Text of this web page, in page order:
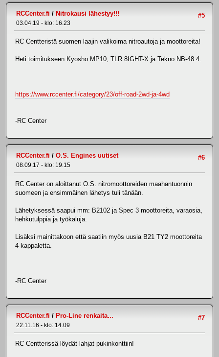
#5
RCCenter.fi / Nitrokausi lähestyy!!!
03.04.19 - klo: 16.23
RC Centteristä suomen laajin valikoima nitroautoja ja moottoreita!
Heti toimitukseen Kyosho MP10, TLR 8IGHT-X ja Tekno NB-48.4.
https://www.rccenter.fi/category/23/off-road-2wd-ja-4wd
-RC Center
#6
RCCenter.fi / O.S. Engines uutiset
08.09.17 - klo: 19.15
RC Center on aloittanut O.S. nitromoottoreiden maahantuonnin
suomeen ja ensimmäinen lähetys tuli tänään.
Lähetyksessä saapui mm: B2102 ja Spec 3 moottoreita, varaosia,
hehkutulppia ja työkaluja.
Lisäksi mainittakoon että saatiin myös uusia B21 TY2 moottoreita
4 kappaletta.
-RC Center
#7
RCCenter.fi / Pro-Line renkaita...
22.11.16 - klo: 14.09
RC Centterissä löydät lahjat pukinkonttiin!